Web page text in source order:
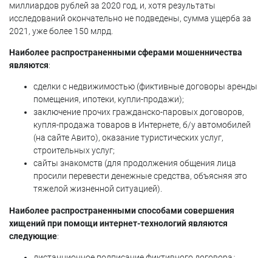
миллиардов рублей за 2020 год, и, хотя результаты
исследований окончательно не подведены, сумма ущерба за
2021, уже более 150 млрд.
Наиболее распространенными сферами мошенничества
являются:
сделки с недвижимостью (фиктивные договоры аренды
помещения, ипотеки, купли-продажи);
заключение прочих гражданско-паровых договоров,
купля-продажа товаров в Интернете, б/у автомобилей
(на сайте Авито), оказание туристических услуг,
строительных услуг;
сайты знакомств (для продолжения общения лица
просили перевести денежные средства, объясняя это
тяжелой жизненной ситуацией).
Наиболее распространенными способами совершения
хищений при помощи интернет-технологий являются
следующие: